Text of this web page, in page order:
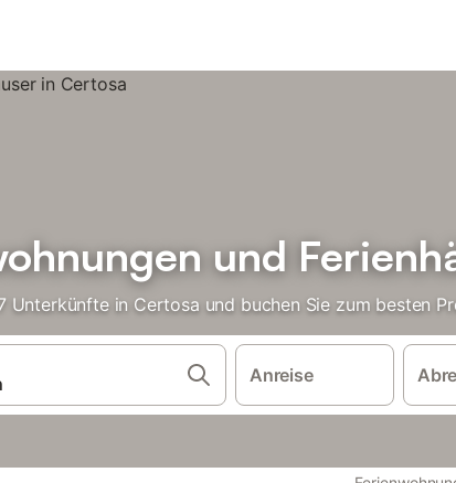
und
Unterkünfte in Certosa und buchen Sie zum besten
Anreise